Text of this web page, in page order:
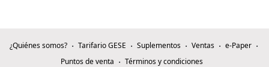
¿Quiénes somos? Tarifario GESE Suplementos Ventas
e-Paper
Puntos de venta
Términos y condiciones